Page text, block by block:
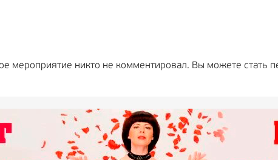
мероприятие никто не комментировал. Вы можете стать